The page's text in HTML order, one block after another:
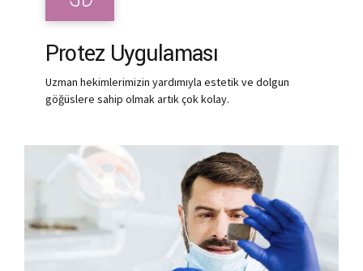
Protez Uygulaması
Uzman hekimlerimizin yardımıyla estetik ve dolgun
göğüslere sahip olmak artık çok kolay.